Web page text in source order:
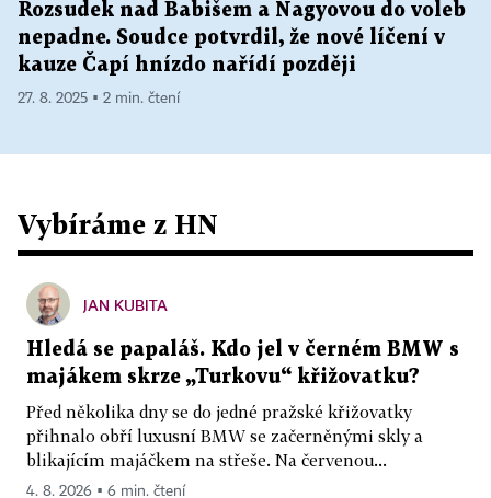
Rozsudek nad Babišem a Nagyovou do voleb
nepadne. Soudce potvrdil, že nové líčení v
kauze Čapí hnízdo nařídí později
27. 8. 2025 ▪ 2 min. čtení
Vybíráme z HN
JAN KUBITA
Hledá se papaláš. Kdo jel v černém BMW s
majákem skrze „Turkovu“ křižovatku?
Před několika dny se do jedné pražské křižovatky
přihnalo obří luxusní BMW se začerněnými skly a
blikajícím majáčkem na střeše. Na červenou...
4. 8. 2026 ▪ 6 min. čtení